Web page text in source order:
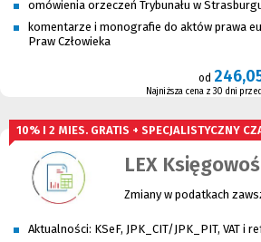
omówienia orzeczeń Trybunału w
komentarze i monografie do aktów prawa
Praw Człowieka
od
Najniższa cena z 30 dni
10% I 2 MIES. GRATIS + SPECJALISTYCZNY
LEX
Zmiany w podatkach
Aktualności: KSeF, JPK_CIT/JPK_PIT, VAT i